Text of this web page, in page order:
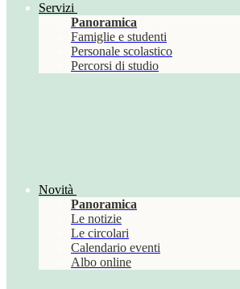
Servizi
Panoramica
Famiglie e studenti
Personale scolastico
Percorsi di studio
Novità
Panoramica
Le notizie
Le circolari
Calendario eventi
Albo online